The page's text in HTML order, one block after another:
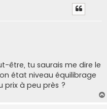
être, tu saurais me dire le
état niveau équilibrage
prix à peu près ?